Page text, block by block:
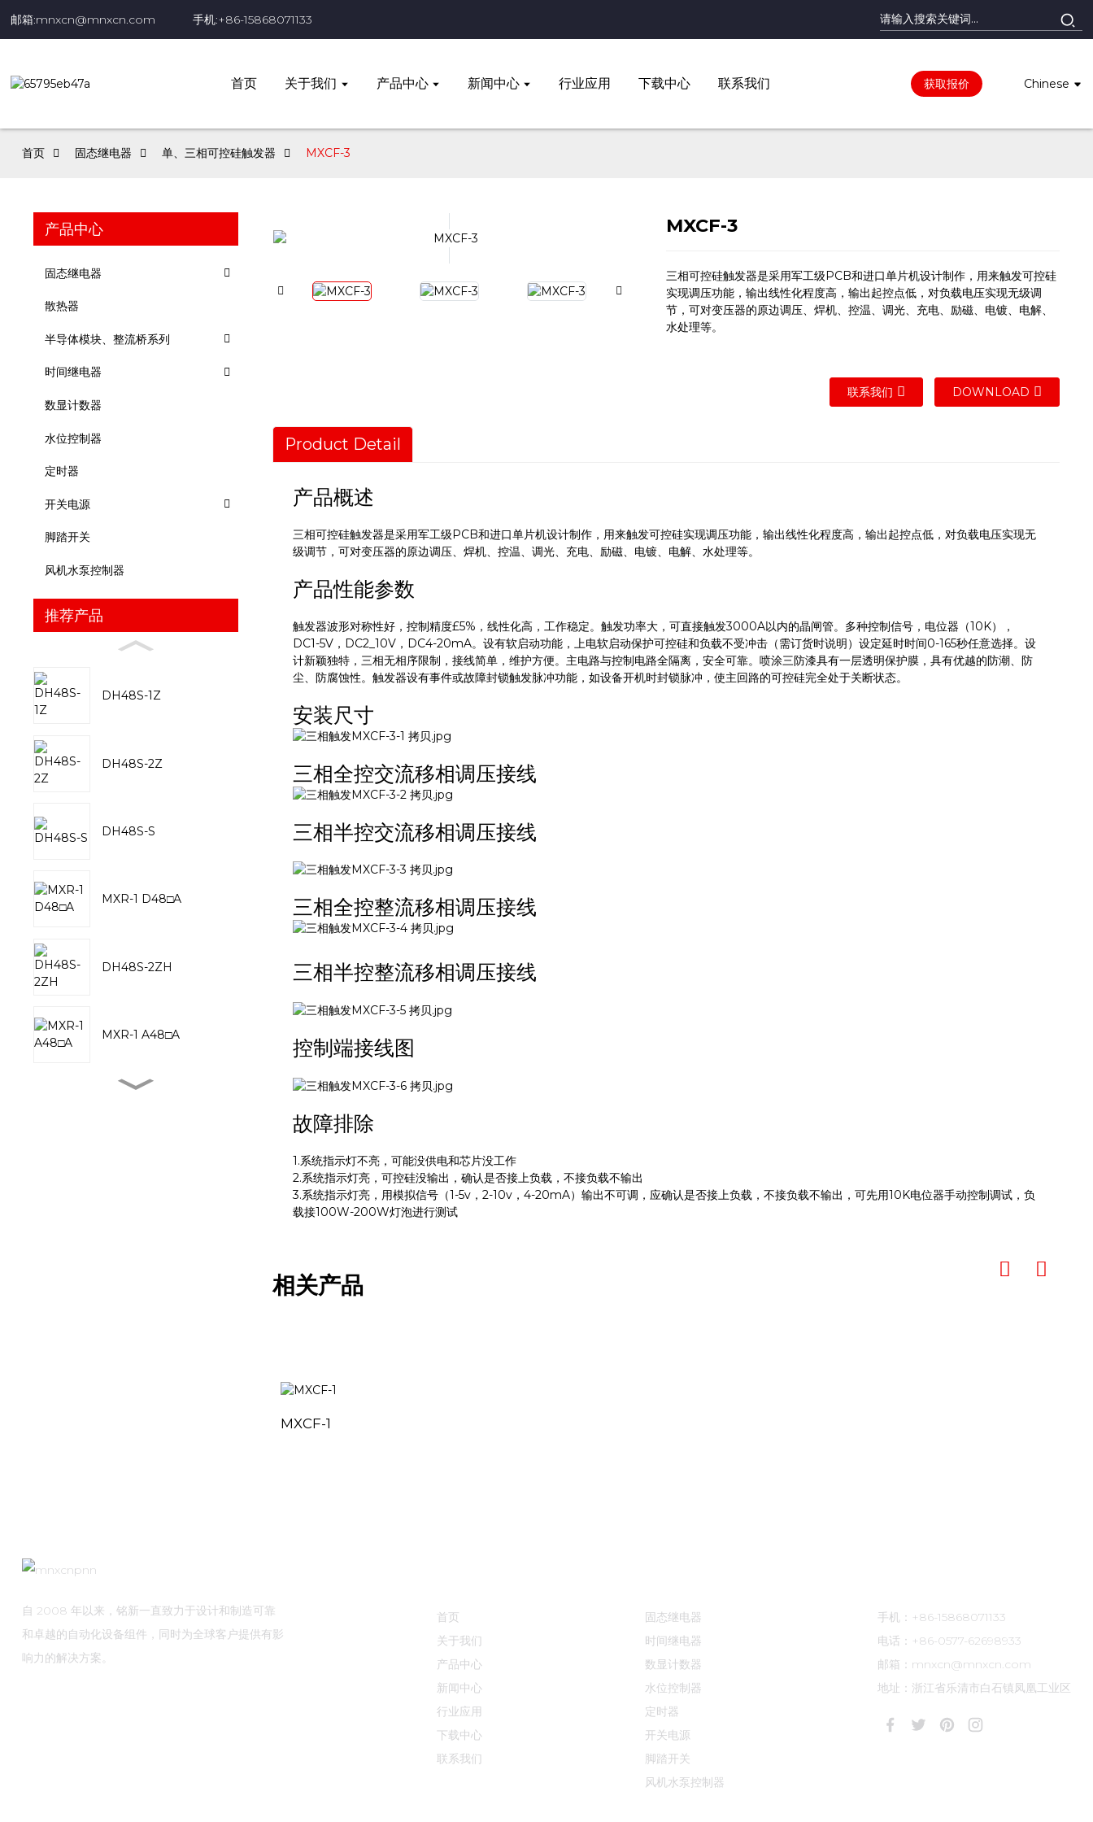
邮箱:mnxcn@mnxcn.com 手机:+86-15868071133
首页 关于我们 产品中心 新闻中心 行业应用 下载中心 联系我们 获取报价 Chinese
首页 固态继电器 单、三相可控硅触发器 MXCF-3
产品中心
固态继电器
散热器
半导体模块、整流桥系列
时间继电器
数显计数器
水位控制器
定时器
开关电源
脚踏开关
风机水泵控制器
推荐产品
DH48S-1Z
DH48S-2Z
DH48S-S
MXR-1 D48□A
DH48S-2ZH
MXR-1 A48□A
MXCF-3
三相可控硅触发器是采用军工级PCB和进口单片机设计制作，用来触发可控硅
实现调压功能，输出线性化程度高，输出起控点低，对负载电压实现无级调
节，可对变压器的原边调压、焊机、控温、调光、充电、励磁、电镀、电解、
水处理等。
联系我们 DOWNLOAD
Product Detail
产品概述
三相可控硅触发器是采用军工级PCB和进口单片机设计制作，用来触发可控硅实现调压功能，输出线性化程度高，输出起控点低，对负载电压实现无
级调节，可对变压器的原边调压、焊机、控温、调光、充电、励磁、电镀、电解、水处理等。
产品性能参数
触发器波形对称性好，控制精度£5%，线性化高，工作稳定。触发功率大，可直接触发3000A以内的晶闸管。多种控制信号，电位器（10K），
DC1-5V，DC2_10V，DC4-20mA。设有软启动功能，上电软启动保护可控硅和负载不受冲击（需订货时说明）设定延时时间0-165秒任意选择。设
计新颖独特，三相无相序限制，接线简单，维护方便。主电路与控制电路全隔离，安全可靠。喷涂三防漆具有一层透明保护膜，具有优越的防潮、防
尘、防腐蚀性。触发器设有事件或故障封锁触发脉冲功能，如设备开机时封锁脉冲，使主回路的可控硅完全处于关断状态。
安装尺寸
三相全控交流移相调压接线
三相半控交流移相调压接线
三相全控整流移相调压接线
三相半控整流移相调压接线
控制端接线图
故障排除
1.系统指示灯不亮，可能没供电和芯片没工作
2.系统指示灯亮，可控硅没输出，确认是否接上负载，不接负载不输出
3.系统指示灯亮，用模拟信号（1-5v，2-10v，4-20mA）输出不可调，应确认是否接上负载，不接负载不输出，可先用10K电位器手动控制调试，负
载接100W-200W灯泡进行测试
相关产品
MXCF-1
自 2008 年以来，铭新一直致力于设计和制造可靠
和卓越的自动化设备组件，同时为全球客户提供有影
响力的解决方案。
首页
关于我们
产品中心
新闻中心
行业应用
下载中心
联系我们
固态继电器
时间继电器
数显计数器
水位控制器
定时器
开关电源
脚踏开关
风机水泵控制器
手机：+86-15868071133
电话：+86-0577-62698933
邮箱：mnxcn@mnxcn.com
地址：浙江省乐清市白石镇凤凰工业区